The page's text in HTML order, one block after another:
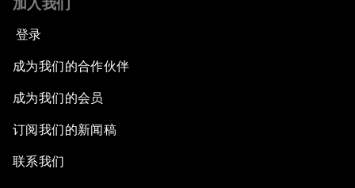
加入我们
登录
成为我们的合作伙伴
成为我们的会员
订阅我们的新闻稿
联系我们